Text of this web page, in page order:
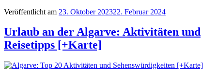
Veröffentlicht am 23. Oktober 202322. Februar 2024
Urlaub an der Algarve: Aktivitäten und
Reisetipps [+Karte]